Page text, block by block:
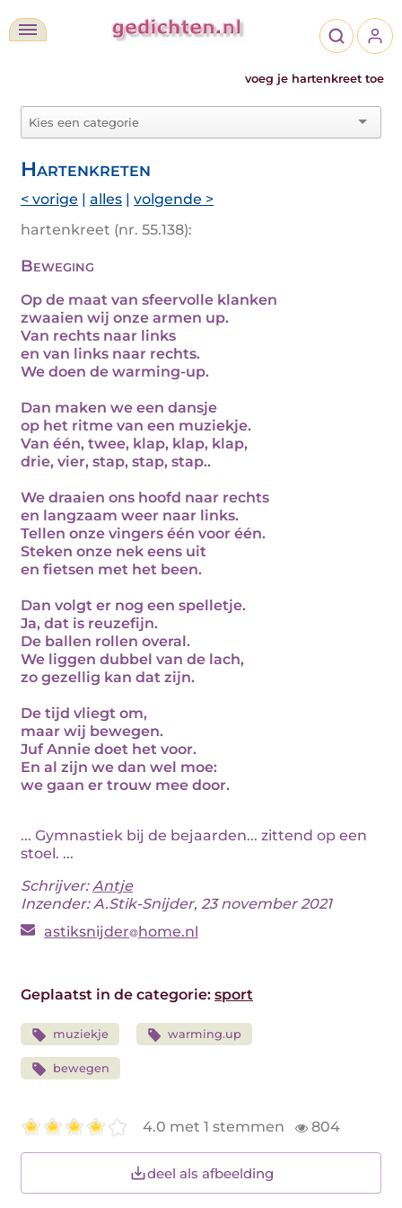
voeg je hartenkreet toe
Hartenkreten
< vorige | alles | volgende >
hartenkreet (nr. 55.138):
Beweging
Op de maat van sfeervolle klanken
zwaaien wij onze armen up.
Van rechts naar links
en van links naar rechts.
We doen de warming-up.
Dan maken we een dansje
op het ritme van een muziekje.
Van één, twee, klap, klap, klap,
drie, vier, stap, stap, stap..
We draaien ons hoofd naar rechts
en langzaam weer naar links.
Tellen onze vingers één voor één.
Steken onze nek eens uit
en fietsen met het been.
Dan volgt er nog een spelletje.
Ja, dat is reuzefijn.
De ballen rollen overal.
We liggen dubbel van de lach,
zo gezellig kan dat zijn.
De tijd vliegt om,
maar wij bewegen.
Juf Annie doet het voor.
En al zijn we dan wel moe:
we gaan er trouw mee door.
... Gymnastiek bij de bejaarden... zittend op een
stoel. ...
Schrijver:Antje
Inzender: A.Stik-Snijder, 23 november 2021
astiksnijder home.nl
Geplaatst in de categorie: sport
muziekje warming.up
bewegen
4.0 met 1 stemmen 804
deel als afbeelding